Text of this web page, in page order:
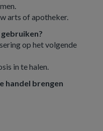
arts of apotheker.
op het volgende
in te halen.
handel brengen